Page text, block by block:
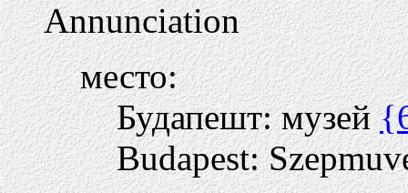
Annunciation
место:
Будапешт: музей
Budapest: